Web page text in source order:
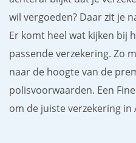
wil vergoeden? Daar zit je
Er komt heel wat kijken bij
passende verzekering. Zo
naar de hoogte van de
polisvoorwaarden. Een
om de juiste verzekering in